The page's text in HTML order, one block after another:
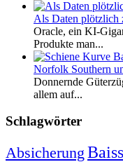
Als Daten plötzlich
Oracle, ein KI-
Produkte man...
Norfolk Southern
Donnernde
allem auf...
Schlagwörter
Absicherung